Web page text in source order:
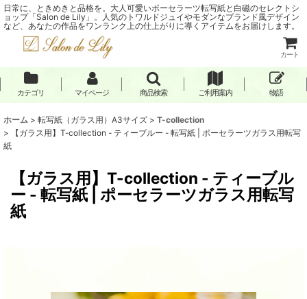
日常に、ときめきと品格を。大人可愛いポーセラーツ転写紙と白磁のセレクトシ
ョップ「Salon de Lily」。人気のトワルドジュイやモダンなブランド風デザイン
など、あなたの作品をワンランク上の仕上がりに導くアイテムをお届けします。
カート
カテゴリ マイページ 商品検索 ご利用案内 物語
ホーム > 転写紙（ガラス用）A3サイズ > T-collection
>
【ガラス用】T-collection - ティーブルー - 転写紙 | ポーセラーツガラス用転写
紙
【ガラス用】T-collection - ティーブル
ー - 転写紙 | ポーセラーツガラス用転写
紙